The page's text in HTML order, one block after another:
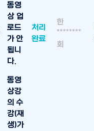
동영
상 업
로드
가 안
됩니
다.
처리
완료
한
********
회
동영
상강
의 수
강(재
생)가